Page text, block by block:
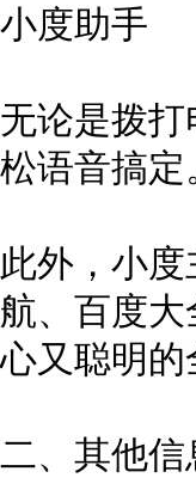
小度助手
无论是拨
松语音搞定
此外，小
航、百度
心又聪明的
二、其他信